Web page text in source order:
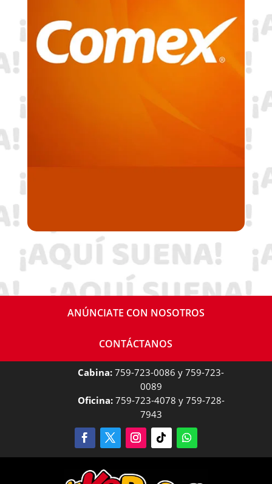
ANÚNCIATE CON NOSOTROS
CONTÁCTANOS
Cabina: 759-723-0086 y 759-723-
0089
Oficina:759-723-4078 y 759-728-
7943